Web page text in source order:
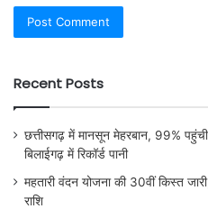
Recent Posts
छत्तीसगढ़ में मानसून मेहरबान, 99%
बिलाईगढ़ में रिकॉर्ड पानी
महतारी वंदन योजना की 30वीं किस्त
राशि